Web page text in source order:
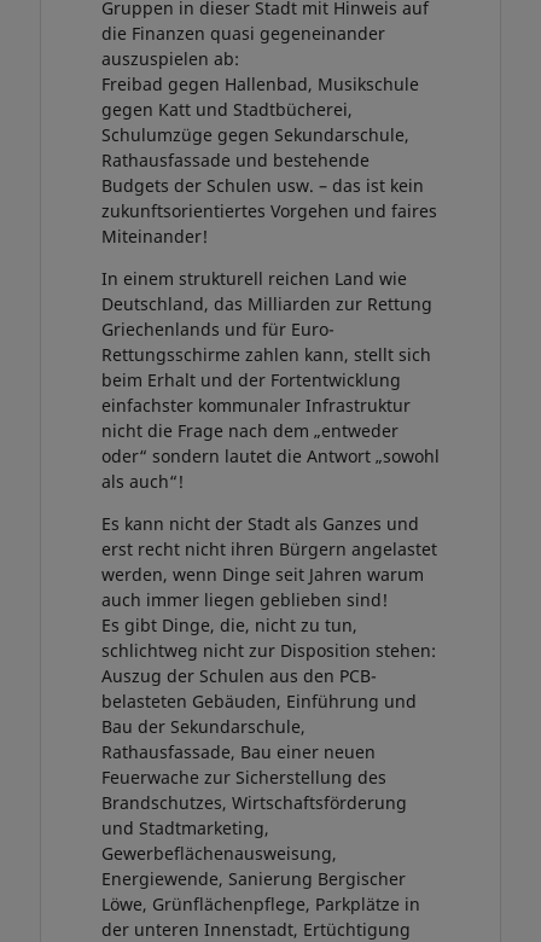
Gruppen in dieser Stadt mit Hinweis auf
die Finanzen quasi gegeneinander
auszuspielen ab:
Freibad gegen Hallenbad, Musikschule
gegen Katt und Stadtbücherei,
Schulumzüge gegen Sekundarschule,
Rathausfassade und bestehende
Budgets der Schulen usw. – das ist kein
zukunftsorientiertes Vorgehen und faires
Miteinander!
In einem strukturell reichen Land wie
Deutschland, das Milliarden zur Rettung
Griechenlands und für Euro-
Rettungsschirme zahlen kann, stellt sich
beim Erhalt und der Fortentwicklung
einfachster kommunaler Infrastruktur
nicht die Frage nach dem „entweder
oder“ sondern lautet die Antwort „sowohl
als auch“!
Es kann nicht der Stadt als Ganzes und
erst recht nicht ihren Bürgern angelastet
werden, wenn Dinge seit Jahren warum
auch immer liegen geblieben sind!
Es gibt Dinge, die, nicht zu tun,
schlichtweg nicht zur Disposition stehen:
Auszug der Schulen aus den PCB-
belasteten Gebäuden, Einführung und
Bau der Sekundarschule,
Rathausfassade, Bau einer neuen
Feuerwache zur Sicherstellung des
Brandschutzes, Wirtschaftsförderung
und Stadtmarketing,
Gewerbeflächenausweisung,
Energiewende, Sanierung Bergischer
Löwe, Grünflächenpflege, Parkplätze in
der unteren Innenstadt, Ertüchtigung